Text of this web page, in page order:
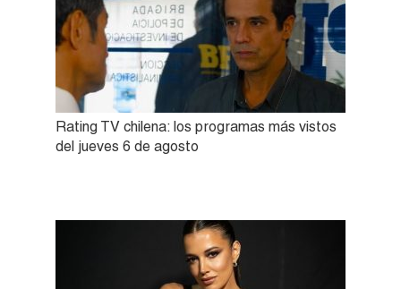
Rating TV chilena: los programas más vistos
del jueves 6 de agosto